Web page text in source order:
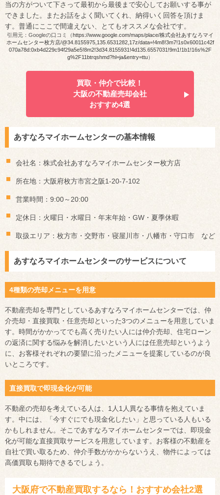
当の方がついて下さって最初から最後まで安心してお願いする事が
できました。またお話をよく聞いてくれ、納得いく回答を頂けま
す。普通にここで間違えない、とてもオススメな会社です。
引用元：Googleの口コミ（ https://www.google.com/maps/place/株式会社あすなろマイ
ホームセンター枚方店/@34.8155975,135.6531282,17z/data=!4m8!3m7!1s0x60011c42f
070a78d:0xb4d229c94f29a5e5!8m2!3d34.8155931!4d135.6557031!9m1!1b1!16s%2F
g%2F11btrqshmd?hl=ja&entry=ttu）
買取・仲介で比較！
大阪の不動産売却会社
おすすめ4選
あすなろマイホームセンターの基本情報
会社名：株式会社あすなろマイホームセンター枚方店
所在地：大阪府枚方市宮之阪1-20-7-102
営業時間：9:00～20:00
定休日：火曜日・水曜日・年末年始・GW・夏季休暇
取扱エリア：枚方市・交野市・寝屋川市・八幡市・守口市 など
あすなろマイホームセンターのサービスについて
4種類の売却メニューを用意
不動産売却を専門としているあすなろマイホームセンターでは、仲
介売却・直接買取・任意売却といった3つのメニューを用意していま
す。時間がかかってでも高く売りたい人には仲介売却、住宅ローン
の返済に関する悩みを解消したいという人には任意売却というよう
に、お客様それぞれの要望に沿ったメニューを提案しているのが良
いところです。
直接買取で即現金化が可能
不動産の売却を考えている人は、1人1人異なる事情を抱えていま
す。中には、「今すぐにでも現金化したい」と思っている人もいる
かもしれません。そこであすなろマイホームセンターでは、即現金
化が可能な直接買取サービスを用意しています。お客様の不動産を
自社で買い取るため、仲介手数がかからないうえ、物件によっては
高価買取も期待できるでしょう。
大阪府で不動産買取するなら！おすすめ会社2選